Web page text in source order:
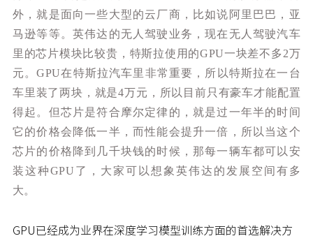
外，就是面向一些大型的云厂商，比如说阿里巴巴，亚
马逊等等。英伟达的无人驾驶业务，现在无人驾驶汽车
里的芯片模块比较贵，特斯拉使用的GPU一块差不多2万
元。GPU在特斯拉汽车里非常重要，所以特斯拉在一台
车里装了两块，就是4万元，所以目前只有豪车才能配置
得起。但芯片是符合摩尔定律的，就是过一年半的时间
它的价格会降低一半，而性能会提升一倍，所以当这个
芯片的价格降到几千块钱的时候，那每一辆车都可以安
装这种GPU了，大家可以想象英伟达的发展空间有多
大。
GPU已经成为业界在深度学习模型训练方面的首选解决方